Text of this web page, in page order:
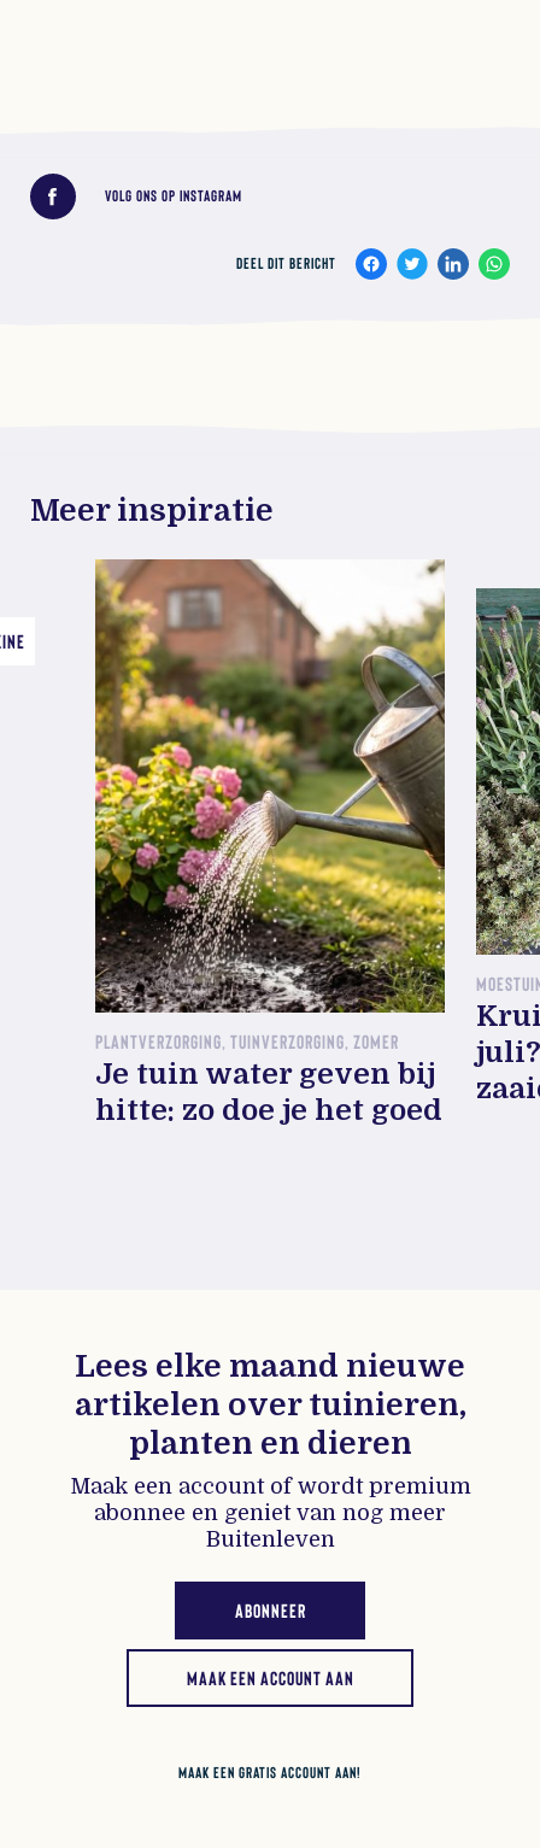
VOLG ONS OP INSTAGRAM
DEEL DIT BERICHT
Meer inspiratie
PLANTVERZORGING, TUINVERZORGING, ZOMER
Je tuin water geven bij
hitte: zo doe je het goed
Lees elke maand nieuwe
artikelen over tuinieren,
planten en dieren
Maak een account of wordt premium
abonnee en geniet van nog meer
Buitenleven
ABONNEER
MAAK EEN ACCOUNT AAN
MAAK EEN GRATIS ACCOUNT AAN!